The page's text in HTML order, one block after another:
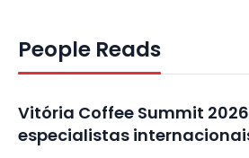
People Reads
Vitória Coffee Summit
especialistas